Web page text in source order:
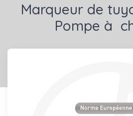
Marqueur de
Pompe à